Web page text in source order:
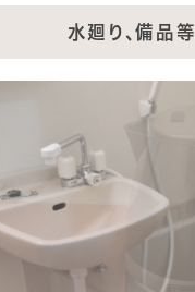
水廻り、備品等